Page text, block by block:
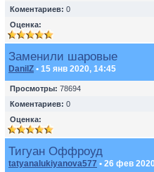
Коментариев: 0
Оценка:
Заменили шаровые
DanilZ • 15 янв 2020, 14:45
Просмотры: 78694
Коментариев: 0
Оценка:
Тигуан Оффроуд
tatyanalukiyanova577 • 26 фев